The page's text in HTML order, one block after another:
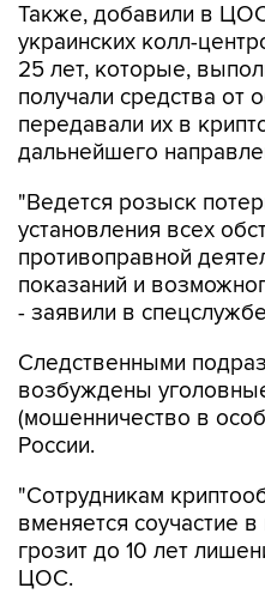
Также, добавили в
украинских колл-
25 лет, которые,
получали средства от
передавали их в
дальнейшего
"Ведется розыск
установления всех
противоправной
показаний и
- заявили в
Следственными
возбуждены
(мошенничество в
России.
"Сотрудникам
вменяется соучастие
грозит до 10 лет
ЦОС.